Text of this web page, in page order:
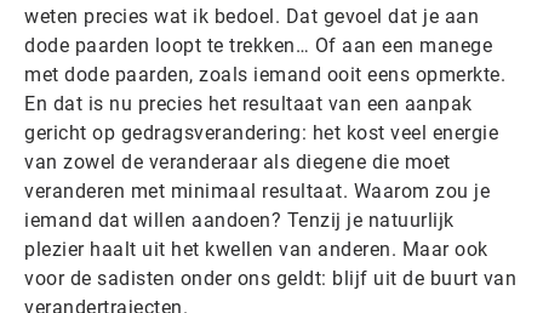
weten precies wat ik bedoel. Dat gevoel dat je aan
dode paarden loopt te trekken… Of aan een manege
met dode paarden, zoals iemand ooit eens opmerkte.
En dat is nu precies het resultaat van een aanpak
gericht op gedragsverandering: het kost veel energie
van zowel de veranderaar als diegene die moet
veranderen met minimaal resultaat. Waarom zou je
iemand dat willen aandoen? Tenzij je natuurlijk
plezier haalt uit het kwellen van anderen. Maar ook
voor de sadisten onder ons geldt: blijf uit de buurt van
verandertrajecten.